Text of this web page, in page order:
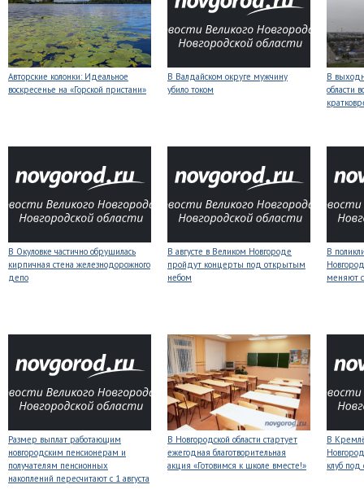
Авторские колонки: Идеальное
воскресенье на «Горской пристани»
В Валдайском округе мужчину
убило током
В
области
В Окуловке частично обрушилась
кирпичная стена железнодорожного
депо
В августе в Великом Новгороде
пройдут концерты под открытым
небом
В
меняют
Размер выплат работающим
новгородским пенсионерам и
получателям пенсионных
накоплений пересчитают с 1 августа
В Новгородской области стартует
ежегодная благотворительная
акция «Готовимся к школе вместе!»
В
клуб